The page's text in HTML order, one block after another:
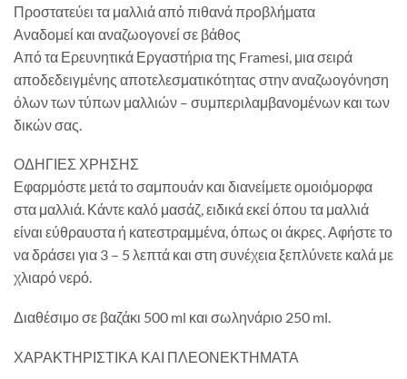
Προστατεύει τα μαλλιά από πιθανά προβλήματα
Αναδομεί και αναζωογονεί σε βάθος
Από τα Ερευνητικά Εργαστήρια της Framesi, μια σειρά
αποδεδειγμένης αποτελεσματικότητας στην αναζωογόνηση
όλων των τύπων μαλλιών – συμπεριλαμβανομένων και των
δικών σας.
ΟΔΗΓΙΕΣ ΧΡΗΣΗΣ
Εφαρμόστε μετά το σαμπουάν και διανείμετε ομοιόμορφα
στα μαλλιά. Κάντε καλό μασάζ, ειδικά εκεί όπου τα μαλλιά
είναι εύθραυστα ή κατεστραμμένα, όπως οι άκρες. Αφήστε το
να δράσει για 3 – 5 λεπτά και στη συνέχεια ξεπλύνετε καλά με
χλιαρό νερό.
Διαθέσιμο σε βαζάκι 500 ml και σωληνάριο 250 ml.
ΧΑΡΑΚΤΗΡΙΣΤΙΚΑ ΚΑΙ ΠΛΕΟΝΕΚΤΗΜΑΤΑ